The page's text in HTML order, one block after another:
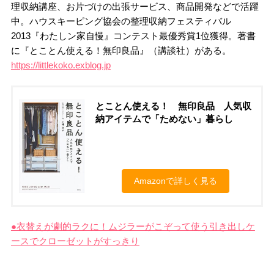
理収納講座、お片づけの出張サービス、商品開発などで活躍
中。ハウスキーピング協会の整理収納フェスティバル
2013『わたしン家自慢』コンテスト最優秀賞1位獲得。著書
に『とことん使える！無印良品』（講談社）がある。
https://littlekoko.exblog.jp
とことん使える！ 無印良品 人気収
納アイテムで「ためない」暮らし
Amazonで詳しく見る
●衣替えが劇的ラクに！ムジラーがこぞって使う引き出しケ
ースでクローゼットがすっきり